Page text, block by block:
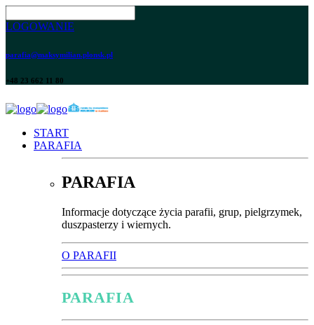
LOGOWANIE
parafia@maksymilian.plonsk.pl
+48 23 662 11 80
START
PARAFIA
PARAFIA
Informacje dotyczące życia parafii, grup, pielgrzymek,
duszpasterzy i wiernych.
O PARAFII
PARAFIA